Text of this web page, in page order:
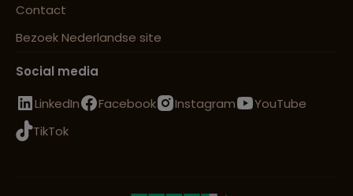
Contact
Bezoek Nederlandse site
Social media
LinkedIn
Facebook Instagram
YouTube
TikTok